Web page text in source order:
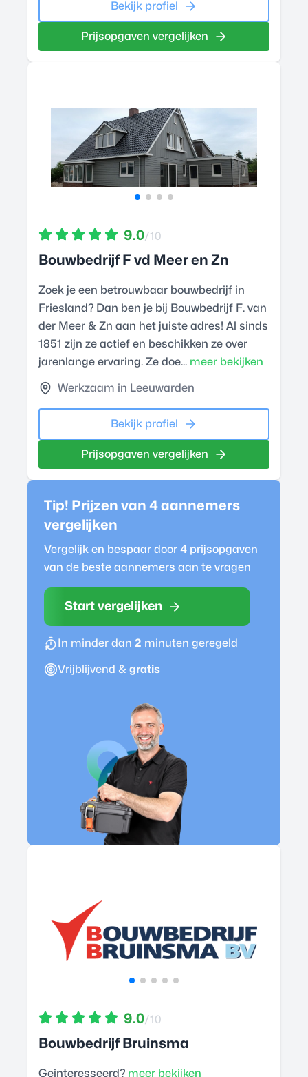
Bekijk profiel
Prijsopgaven vergelijken
9.0/10
Bouwbedrijf F vd Meer en Zn
Zoek je een betrouwbaar bouwbedrijf in
Friesland? Dan ben je bij Bouwbedrijf F. van
der Meer & Zn aan het juiste adres! Al sinds
1851 zijn ze actief en beschikken ze over
jarenlange ervaring. Ze doe... meer bekijken
Werkzaam in Leeuwarden
Bekijk profiel
Prijsopgaven vergelijken
Tip! Prijzen van 4 aannemers
vergelijken
Vergelijk en bespaar door 4 prijsopgaven
van de beste aannemers aan te vragen
Start vergelijken
In minder dan 2 minuten geregeld
Vrijblijvend & gratis
9.0/10
Bouwbedrijf Bruinsma
Geinteresseerd? meer bekijken